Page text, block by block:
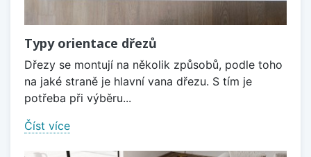
Typy orientace dřezů
Dřezy se montují na několik způsobů, podle toho
na jaké straně je hlavní vana dřezu. S tím je
potřeba při výběru...
Číst více